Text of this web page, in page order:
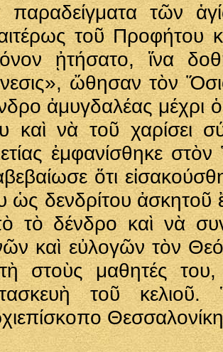
παραδείγματα τῶν
τοῦ Προφήτου
ᾐτήσατο, ἵνα
ὤθησαν τὸν
ἀμυγδαλέας μέχρι
καὶ νὰ τοῦ χαρίσει
ἐμφανίσθηκε
ὅτι
ὡς δενδρίτου ἀσκητοῦ
τὸ δένδρο καὶ νὰ
καὶ εὐλογῶν τὸν
στοὺς μαθητές
τοῦ